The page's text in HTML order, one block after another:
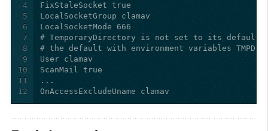
4
5
6
7
8
9
10
11
12
OnAccessExcludeUname clamav